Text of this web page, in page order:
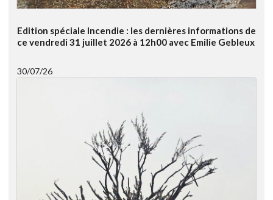
Edition spéciale Incendie : les dernières informations de
ce vendredi 31 juillet 2026 à 12h00 avec Emilie Gebleux
30/07/26